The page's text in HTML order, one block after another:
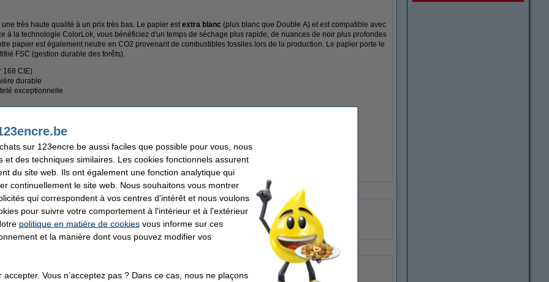
très haute qualité à un prix très bas. Le papier est extra blanc (plus blanc que Double A) et est compatible avec
à la technologie ColorLok, vous bénéficiez d'un temps de séchage plus rapide, de nuances de noir plus profondes
papier est également neutre en CO2 provenant de combustibles fossiles lors de la production. Le papier porte le
FSC (gestion durable des forêts).
168 CIE)
durable
exceptionnelle
et palette standard
123encre afin d'économiser de l'argent !
123encre une garantie à 100%.
Format:
A3
500 feuilles
Unité d'emballage: ramette
sur 123encre.be aussi faciles que possible pour vous, nous
et des techniques similaires. Les cookies fonctionnels assurent
du site web. Ils ont également une fonction analytique qui
continuellement le site web. Nous souhaitons vous montrer
qui correspondent à vos centres d'intérêt et nous voulons
pour suivre votre comportement à l'intérieur et à l'extérieur
politique en matière de cookiesvous informe sur ces
et la manière dont vous pouvez modifier vos
Vous n’acceptez pas ? Dans ce cas, nous ne plaçons